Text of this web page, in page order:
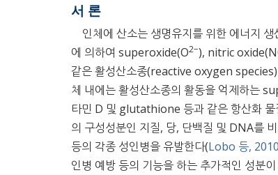
서 론
인체에 산소는 생명유지를 위한 에너지
에 의하여 superoxide(O2−), nitric
같은 활성산소종(reactive oxygen
체 내에는 활성산소종의 활동을 억제하는
타민 D 및 glutathione 등과 같은 항산화 물
의 구성성분인 지질, 당, 단백질 및 DNA를
등의 각종 성인병을 유발한다(Lobo 등, 2010
인병 예방 등의 기능을 하는 추가적인 성분